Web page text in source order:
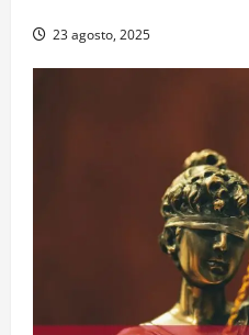
23 agosto, 2025